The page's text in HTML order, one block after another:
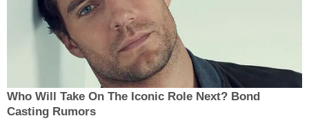
Who Will Take On The Iconic Role Next? Bond
Casting Rumors